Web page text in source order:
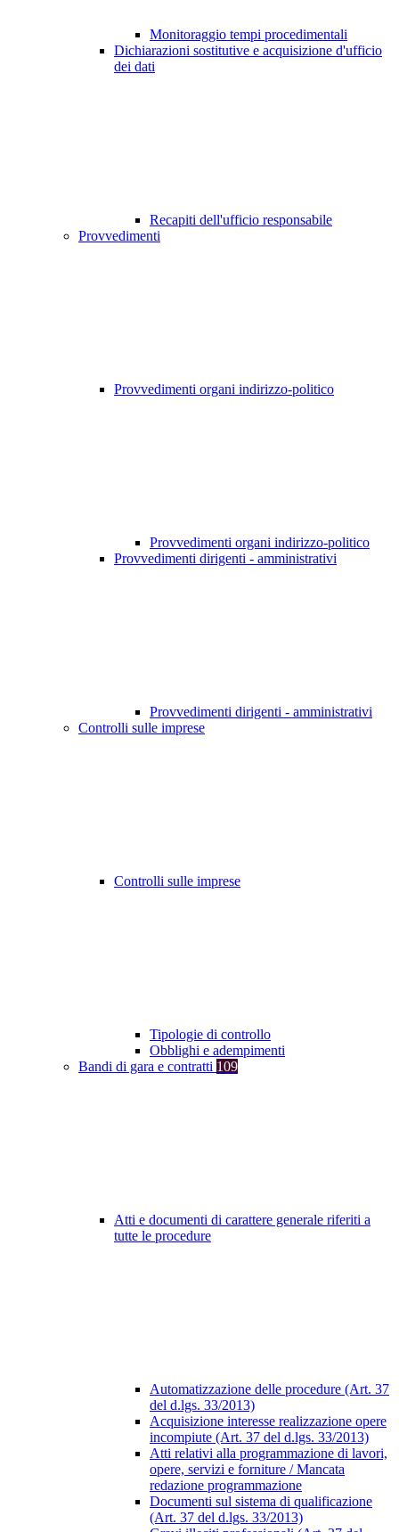
Monitoraggio tempi procedimentali
Dichiarazioni sostitutive e acquisizione d'ufficio
dei dati
Recapiti dell'ufficio responsabile
Provvedimenti
Provvedimenti organi indirizzo-politico
Provvedimenti organi indirizzo-politico
Provvedimenti dirigenti - amministrativi
Provvedimenti dirigenti - amministrativi
Controlli sulle imprese
Controlli sulle imprese
Tipologie di controllo
Obblighi e adempimenti
Bandi di gara e contratti 109
Atti e documenti di carattere generale riferiti a
tutte le procedure
Automatizzazione delle procedure (Art. 37
del d.lgs. 33/2013)
Acquisizione interesse realizzazione opere
incompiute (Art. 37 del d.lgs. 33/2013)
Atti relativi alla programmazione di lavori,
opere, servizi e forniture / Mancata
redazione programmazione
Documenti sul sistema di qualificazione
(Art. 37 del d.lgs. 33/2013)